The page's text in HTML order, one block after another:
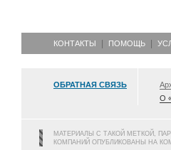
КОНТАКТЫ ПОМОЩЬ
ОБРАТНАЯ СВЯЗЬ
О
МАТЕРИАЛЫ С ТАКОЙ МЕТКОЙ,
КОМПАНИЙ ОПУБЛИКОВАНЫ НА